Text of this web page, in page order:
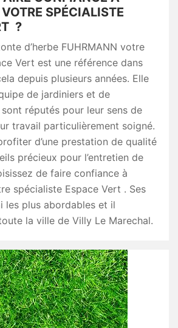
SPÉCIALISTE
?
d’herbe FUHRMANN votre
Vert est une référence dans
depuis plusieurs années. Elle
de jardiniers et de
réputés pour leur sens de
travail particulièrement soigné.
d’une prestation de qualité
précieux pour l’entretien de
de faire confiance à
spécialiste Espace Vert . Ses
les plus abordables et il
la ville de Villy Le Marechal.